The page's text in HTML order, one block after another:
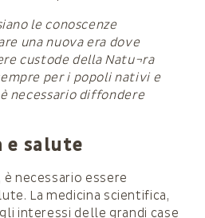
le conoscenze
una nuova era dove
custode della Natu¬ra
per i popoli nativi e
necessario diffondere
e salute
è necessario essere
La medicina scientifica,
interessi delle grandi case